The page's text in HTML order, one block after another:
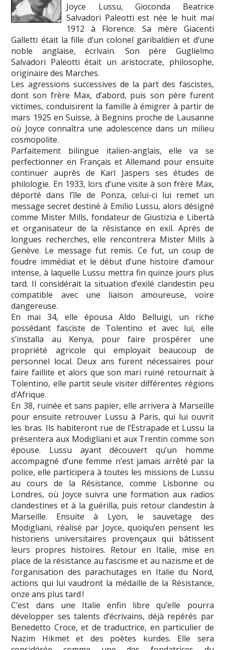
Joyce Lussu, Gioconda Beatrice
Salvadori Paleotti est née le huit mai
1912 à Florence. Sa mère Giacenti
Galletti était la fille d’un colonel garibaldien et d’une
noble anglaise, écrivain. Son père Guglielmo
Salvadori Paleotti était un aristocrate, philosophe,
originaire des Marches.
Les agressions successives de la part des fascistes,
dont son frère Max, d’abord, puis son père furent
victimes, conduisirent la famille à émigrer à partir de
mars 1925 en Suisse, à Begnins proche de Lausanne
où Joyce connaîtra une adolescence dans un milieu
cosmopolite.
Parfaitement bilingue italien-anglais, elle va se
perfectionner en Français et Allemand pour ensuite
continuer auprès de Karl Jaspers ses études de
philologie. En 1933, lors d’une visite à son frère Max,
déporté dans l’île de Ponza, celui-ci lui remet un
message secret destiné à Emilio Lussu, alors désigné
comme Mister Mills, fondateur de Giustizia e Libertà
et organisateur de la résistance en exil. Après de
longues recherches, elle rencontrera Mister Mills à
Genève. Le message fut remis. Ce fut, un coup de
foudre immédiat et le début d’une histoire d’amour
intense, à laquelle Lussu mettra fin quinze jours plus
tard. Il considérait la situation d’exilé clandestin peu
compatible avec une liaison amoureuse, voire
dangereuse.
En mai 34, elle épousa Aldo Belluigi, un riche
possédant fasciste de Tolentino et avec lui, elle
s’installa au Kenya, pour faire prospérer une
propriété agricole qui employait beaucoup de
personnel local. Deux ans furent nécessaires pour
faire faillite et alors que son mari ruiné retournait à
Tolentino, elle partit seule visiter différentes régions
d’Afrique.
En 38, ruinée et sans papier, elle arrivera à Marseille
pour ensuite retrouver Lussu à Paris, qui lui ouvrit
les bras. Ils habiteront rue de l’Estrapade et Lussu la
présentera aux Modigliani et aux Trentin comme son
épouse. Lussu ayant découvert qu’un homme
accompagné d’une femme n’est jamais arrêté par la
police, elle participera à toutes les missions de Lussu
au cours de la Résistance, comme Lisbonne ou
Londres, où Joyce suivra une formation aux radios
clandestines et à la guérilla, puis retour clandestin à
Marseille. Ensuite à Lyon, le sauvetage des
Modigliani, réalisé par Joyce, quoiqu’en pensent les
historiens universitaires provençaux qui bâtissent
leurs propres histoires. Retour en Italie, mise en
place de la résistance au fascisme et au nazisme et de
l’organisation des parachutages en Italie du Nord,
actions qui lui vaudront la médaille de la Résistance,
onze ans plus tard !
C’est dans une Italie enfin libre qu’elle pourra
développer ses talents d’écrivains, déjà repérés par
Benedetto Croce, et de traductrice, en particulier de
Nazim Hikmet et des poètes kurdes. Elle sera